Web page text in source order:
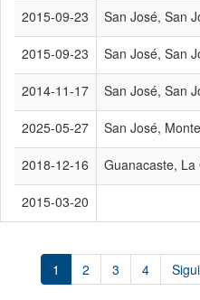
2015-09-23 San José, San
2015-09-23 San José, San
2014-11-17 San José, San
2025-05-27 San José,
2018-12-16 Guanacaste, La
2015-03-20
1 2 3 4